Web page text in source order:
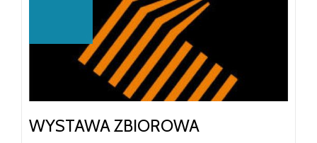
WYSTAWA ZBIOROWA